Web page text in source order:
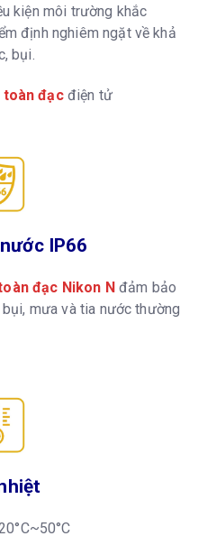
kiện môi trường khắc
định nghiêm ngặt về khả
bụi.
toàn đạcđiện tử
IP66
đạc Nikon Nđảm bảo
mưa và tia nước thường